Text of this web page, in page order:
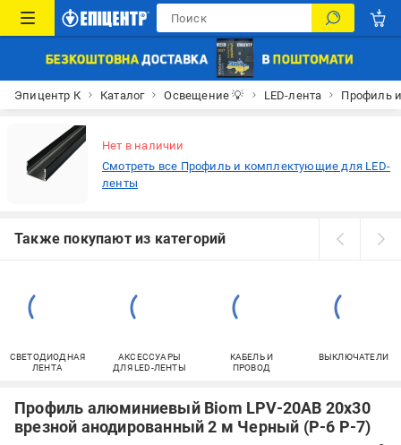
Эпицентр К Каталог Освещение 💡 LED-лента Профиль
Нет в наличии
Смотреть все Профиль и комплектующие для LED-
ленты
Также покупают из категорий
СВЕТОДИОДНАЯ
ЛЕНТА
АКСЕССУАРЫ
ДЛЯ LED-ЛЕНТЫ
КАБЕЛЬ И
ПРОВОД
ВЫКЛЮЧАТЕЛИ
Профиль алюминиевый Biom LPV-20AB 20х30
врезной анодированный 2 м Черный (Р-6 Р-7)